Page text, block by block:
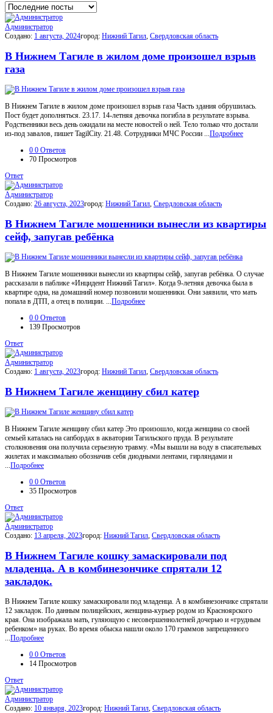
Администратор
Создано: 1 августа, 2024город: Нижний Тагил, Свердловская область
В Нижнем Тагиле в жилом доме произошел взрыв
газа
В Нижнем Тагиле в жилом доме произошел взрыв газа Часть здания обрушилась.
Пост будет дополняться. 23.17. 14-летняя девочка погибла в результате взрыва.
Родственники весь день ожидали на месте новостей о ней. Тело только что достали
из-под завалов, пишет TagilCity. 21.48. Сотрудники МЧС России ...Подробнее
0 0 Ответов
70 Просмотров
Ответ
Администратор
Создано: 26 августа, 2023город: Нижний Тагил, Свердловская область
В Нижнем Тагиле мошенники вынесли из квартиры
сейф, запугав ребёнка
В Нижнем Тагиле мошенники вынесли из квартиры сейф, запугав ребёнка. О случае
рассказали в паблике «Инцидент Нижний Тагил». Когда 9-летняя девочка была в
квартире одна, на домашний номер позвонили мошенники. Они заявили, что мать
попала в ДТП, а отец в полиции. ... Подробнее
0 0 Ответов
139 Просмотров
Ответ
Администратор
Создано: 1 августа, 2023город: Нижний Тагил Свердловская область
В Нижнем Тагиле женщину сбил катер
В Нижнем Тагиле женщину сбил катер Это произошло, когда женщина со своей
семьей каталась на сапбордах в акватории Тагильского пруда. В результате
столкновения она получила серьезную травму. «Мы вышли на воду в спасательных
жилетах и максимально обозначив себя диодными лентами, гирляндами и
Подробнее
0 0 Ответов
35 Просмотров
Ответ
Администратор
Создано: 13 апреля, 2023город: Нижний Тагил Свердловская область
В Нижнем Тагиле кошку замаскировали под
младенца. А в комбинезончике спрятали 12
закладок.
В Нижнем Тагиле кошку замаскировали под младенца. А в комбинезончике спрятали
12 закладок. По данным полицейских, женщина-курьер родом из Красноярского
края. Она изображала мать, гуляющую с несовершеннолетней дочерью и «грудным
ребенком» на руках. Во время обыска нашли около 170 граммов запрещенного
Подробнее
0 0 Ответов
14 Просмотров
Ответ
Администратор
Создано: 10 января, 2023город: Нижний Тагил Свердловская область